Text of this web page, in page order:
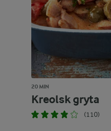
20 MIN
Kreolsk gryta
(110)